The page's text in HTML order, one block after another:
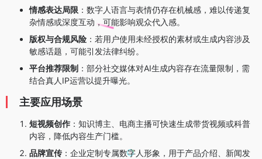
情感表达局限 ：数字人语言与表情仍存在机械感，难以传递复
杂情感或深度互动，可能影响观众代入感。
版权与合规风险 ：若用户使用未经授权的素材或生成内容涉及
敏感话题，可能引发法律纠纷。
平台推荐限制 ：部分社交媒体对AI生成内容存在流量限制，需
结合真人IP运营以提升曝光。
主要应用场景
短视频创作 ：知识博主、电商主播可快速生成带货视频或科普
内容，降低内容生产门槛。
品牌宣传 ：企业定制专属数字人形象，用于产品介绍、新闻发